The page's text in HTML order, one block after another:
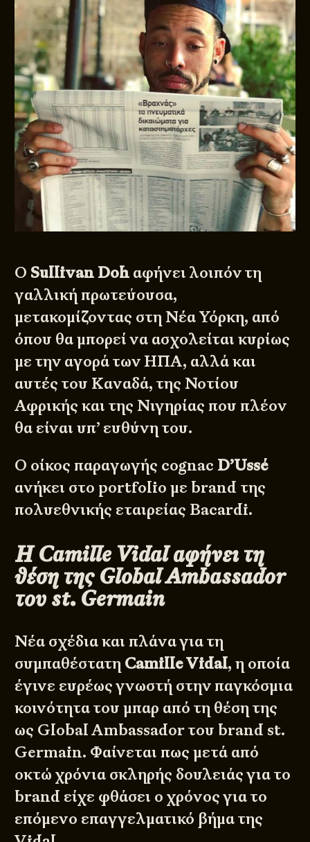
Ο Sullivan Doh αφήνει λοιπόν τη
γαλλική πρωτεύουσα,
μετακομίζοντας στη Νέα Υόρκη, από
όπου θα μπορεί να ασχολείται κυρίως
με την αγορά των ΗΠΑ, αλλά και
αυτές του Καναδά, της Νοτίου
Αφρικής και της Νιγηρίας που πλέον
θα είναι υπ’ ευθύνη του.
Ο οίκος παραγωγής cognac D’Ussé
ανήκει στο portfolio με brand της
πολυεθνικής εταιρείας Bacardi.
Η Camille Vidal αφήνει τη
θέση της Global Ambassador
του st. Germain
Νέα σχέδια και πλάνα για τη
συμπαθέστατη Camille Vidal, η οποία
έγινε ευρέως γνωστή στην παγκόσμια
κοινότητα του μπαρ από τη θέση της
ως Global Ambassador του brand st.
Germain. Φαίνεται πως μετά από
οκτώ χρόνια σκληρής δουλειάς για το
brand είχε φθάσει ο χρόνος για το
επόμενο επαγγελματικό βήμα της